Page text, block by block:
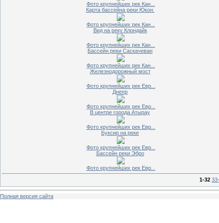
Фото крупнейших рек Кан...
Карта бассейна реки Юкон.
Фото крупнейших рек Кан...
Вид на реку Клондайк
Фото крупнейших рек Кан...
Бассейн реки Саскачеван
Фото крупнейших рек Кан...
Железнодорожный мост
Фото крупнейших рек Евр...
Днепр
Фото крупнейших рек Евр...
В центре города Атырау
Фото крупнейших рек Евр...
Буксир на реке
Фото крупнейших рек Евр...
Бассейн реки Эбро
Фото крупнейших рек Евр...
1-32
Полная версия сайта